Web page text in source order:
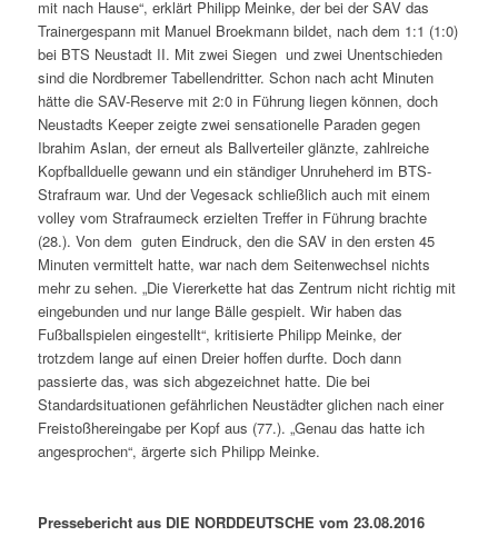
mit nach Hause“, erklärt Philipp Meinke, der bei der SAV das
Trainergespann mit Manuel Broekmann bildet, nach dem 1:1 (1:0)
bei BTS Neustadt II. Mit zwei Siegen und zwei Unentschieden
sind die Nordbremer Tabellendritter. Schon nach acht Minuten
hätte die SAV-Reserve mit 2:0 in Führung liegen können, doch
Neustadts Keeper zeigte zwei sensationelle Paraden gegen
Ibrahim Aslan, der erneut als Ballverteiler glänzte, zahlreiche
Kopfballduelle gewann und ein ständiger Unruheherd im BTS-
Strafraum war. Und der Vegesack schließlich auch mit einem
volley vom Strafraumeck erzielten Treffer in Führung brachte
(28.). Von dem guten Eindruck, den die SAV in den ersten 45
Minuten vermittelt hatte, war nach dem Seitenwechsel nichts
mehr zu sehen. „Die Viererkette hat das Zentrum nicht richtig mit
eingebunden und nur lange Bälle gespielt. Wir haben das
Fußballspielen eingestellt“, kritisierte Philipp Meinke, der
trotzdem lange auf einen Dreier hoffen durfte. Doch dann
passierte das, was sich abgezeichnet hatte. Die bei
Standardsituationen gefährlichen Neustädter glichen nach einer
Freistoßhereingabe per Kopf aus (77.). „Genau das hatte ich
angesprochen“, ärgerte sich Philipp Meinke.
Pressebericht aus DIE NORDDEUTSCHE vom 23.08.2016